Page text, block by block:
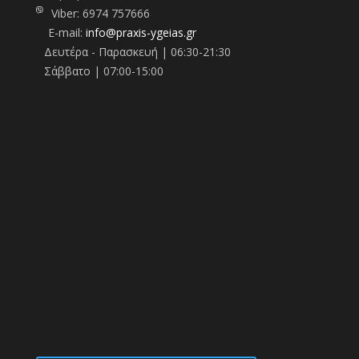
Viber: 6974 757666
E-mail: info@praxis-ygeias.gr
Δευτέρα - Παρασκευή | 06:30-21:30
Σάββατο | 07:00-15:00